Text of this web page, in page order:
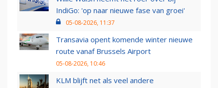
IndiGo: 'op naar nieuwe fase van groei'
05-08-2026, 11:37
Transavia opent komende winter nieuwe
route vanaf Brussels Airport
05-08-2026, 10:46
KLM blijft net als veel andere